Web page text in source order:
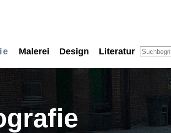
Malerei Design Literatur